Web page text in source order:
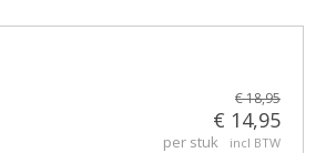
€ 18,95
€ 14,95
per stuk incl BTW